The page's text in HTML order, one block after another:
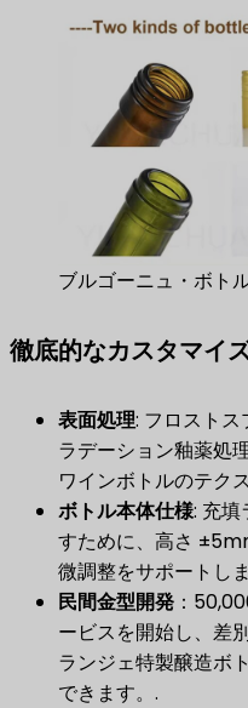
ブルゴーニュ・ボト
徹底的なカスタマイ
表面処理​: フロスト
ラデーション釉薬処
ワインボトルのテク
ボトル本体仕様​: 充填
すために、高さ
微調整をサポートし
民間金型開発 ：
ービスを開始し、差
ランジェ特製醸造ボ
できます。.